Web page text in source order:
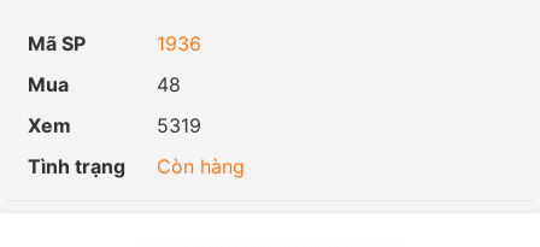
Mã SP
1936
Mua
48
Xem
5319
Tình trạng
Còn hàng